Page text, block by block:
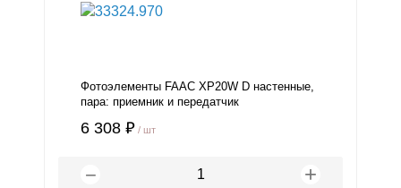
Фотоэлементы FAAC XP20W D настенные,
пара: приемник и передатчик
6 308 ₽ / шт
− +